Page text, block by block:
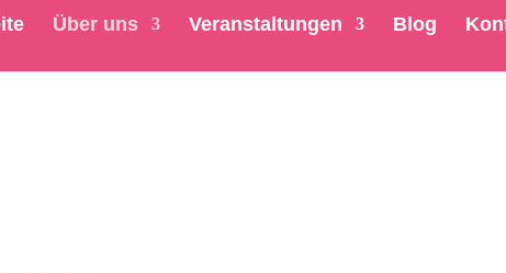
Über uns Veranstaltungen Blog